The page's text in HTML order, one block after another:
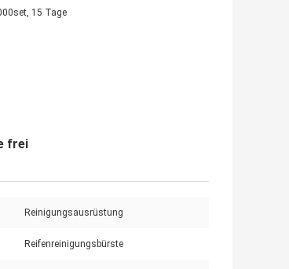
15 Tage
frei
Reinigungsausrüstung
Reifenreinigungsbürste